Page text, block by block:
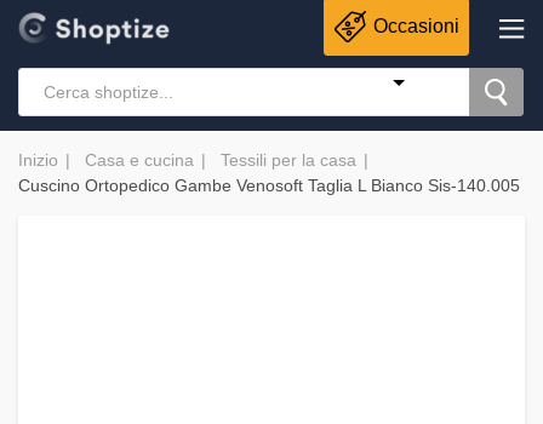
Occasioni
Inizio Casa e cucina
Tessili per la casa
Cuscino Ortopedico Gambe Venosoft Taglia L Bianco Sis-140.005